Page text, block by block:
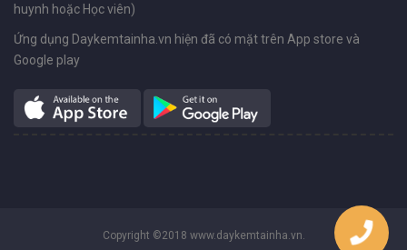
huynh hoặc Học viên)
Ứng dụng Daykemtainha.vn hiện đã có mặt trên App store và
Google play
Copyright ©2018 www.daykemtainha.vn.